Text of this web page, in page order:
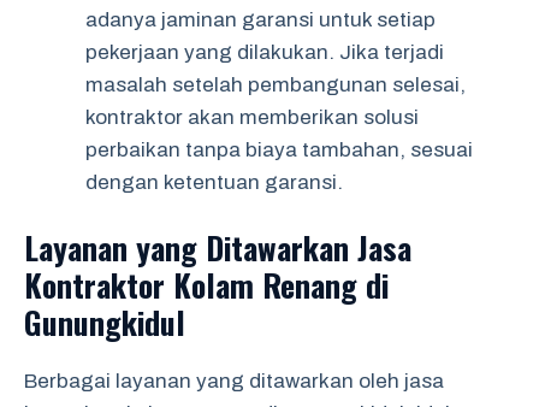
adanya jaminan garansi untuk setiap
pekerjaan yang dilakukan. Jika terjadi
masalah setelah pembangunan selesai,
kontraktor akan memberikan solusi
perbaikan tanpa biaya tambahan, sesuai
dengan ketentuan garansi.
Layanan yang Ditawarkan Jasa
Kontraktor Kolam Renang di
Gunungkidul
Berbagai layanan yang ditawarkan oleh jasa